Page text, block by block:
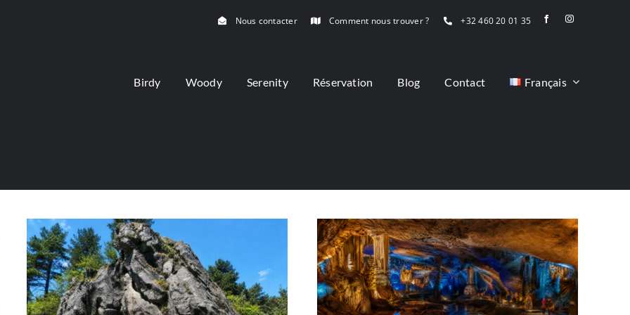
Nous contacter Comment nous trouver ? +32 460 20 01 35
Birdy Woody Serenity Réservation Blog Contact Français